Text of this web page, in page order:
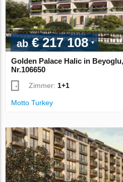
ab€ 217 108
Golden Palace Halic in
Nr.106650
Zimmer: 1+1
Motto Turkey